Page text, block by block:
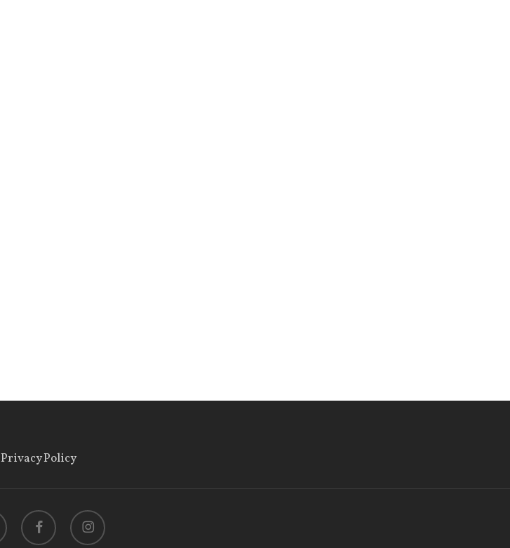
Privacy Policy
facebook instagram